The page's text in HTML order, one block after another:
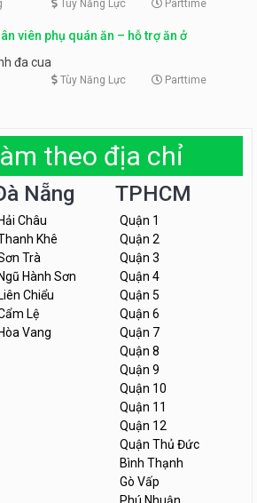
Tùy Năng Lực Parttime
viên phụ quán ăn – hỗ trợ ăn ở
đa cua
Tùy Năng Lực Parttime
theo địa chỉ
Nẵng
Hải Châu
Khê
Trà
Ngũ Hành Sơn
Liên Chiểu
Lệ
Hòa Vang
TPHCM
Quận 1
Quận 2
Quận 3
Quận 4
Quận 5
Quận 6
Quận 7
Quận 8
Quận 9
Quận 10
Quận 11
Quận 12
Quận Thủ Đức
Bình Thạnh
Gò Vấp